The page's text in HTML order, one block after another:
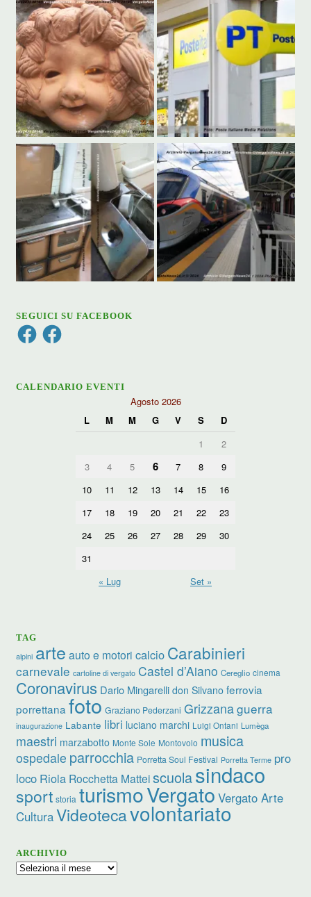
SEGUICI SU FACEBOOK
FacebookFacebook
CALENDARIO EVENTI
Agosto 2026
L
M M G V S
D
1
2
3
4 5 6 7 8
9
10
11 12 13 14 15
16
17
18 19 20 21 22
23
24
25 26 27 28 29
30
31
« Lug
Set »
TAG
alpini arte auto e motori calcio Carabinieri
carnevale cartoline di vergato Castel d’Aiano Cereglio cinema
Coronavirus Dario Mingarelli don Silvano ferrovia
porrettana foto Graziano Pederzani Grizzanaguerra
inaugurazione Labante libri luciano marchi Luigi Ontani Lumèga
maestri marzabotto Monte Sole Montovolo musica
ospedale parrocchia Porretta Soul Festival Porretta Terme pro
loco Riola Rocchetta Matteiscuolasindaco
sport storia turismoVergato Vergato Arte
CulturaVideotecavolontariato
ARCHIVIO
Archivio